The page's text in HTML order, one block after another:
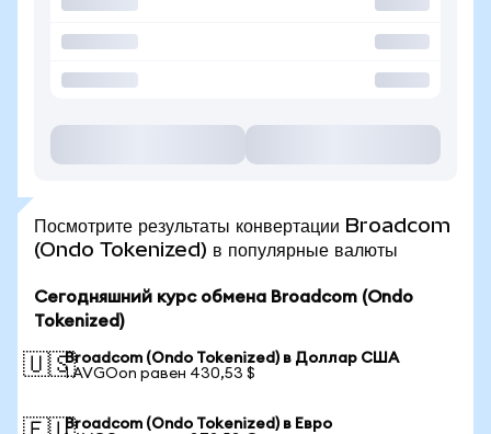
Посмотрите результаты конвертации Broadcom
(Ondo Tokenized) в популярные валюты
Сегодняшний курс обмена Broadcom (Ondo
Tokenized)
🇺🇸Broadcom (Ondo Tokenized) в Доллар США
1 AVGOon равен 430,53 $
Broadcom (Ondo Tokenized) в Евро